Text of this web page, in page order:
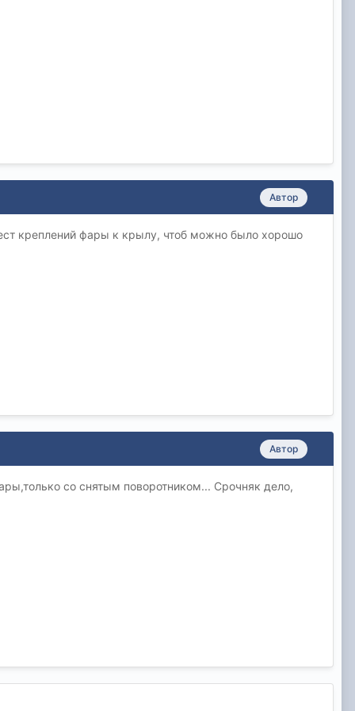
Автор
креплений фары к крылу, чтоб можно было хорошо
Автор
со снятым поворотником... Срочняк дело,